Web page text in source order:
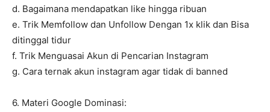
d. Bagaimana mendapatkan like hingga ribuan
e. Trik Memfollow dan Unfollow Dengan 1x klik dan Bisa
ditinggal tidur
f. Trik Menguasai Akun di Pencarian Instagram
g. Cara ternak akun instagram agar tidak di banned
6. Materi Google Dominasi: